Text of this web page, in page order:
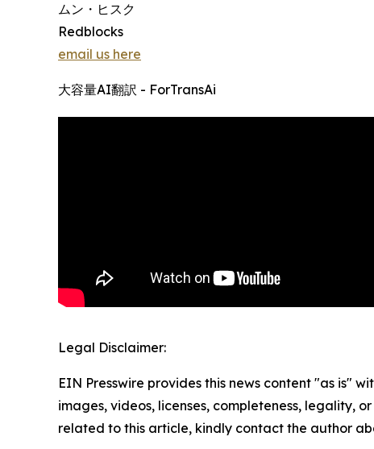
ムン・ヒスク
Redblocks
email us here
大容量AI翻訳 - ForTransAi
Legal Disclaimer:
EIN Presswire provides this news content "as is"
images, videos, licenses, completeness, legality,
related to this article, kindly contact the author